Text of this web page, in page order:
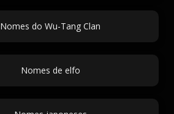
Nomes do Wu-Tang Clan
Nomes de elfo